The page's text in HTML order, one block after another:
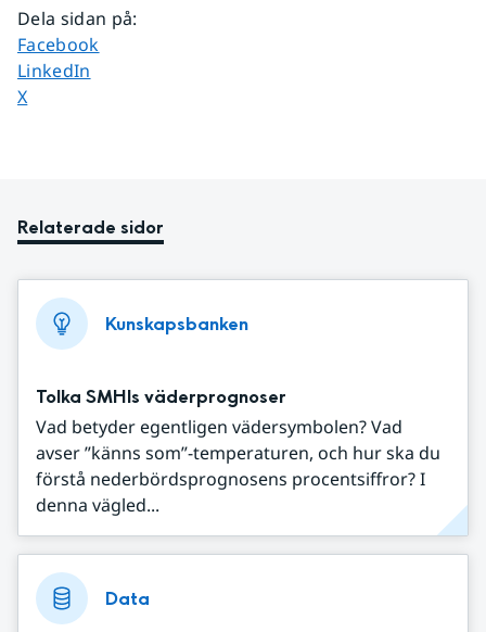
Dela sidan på:
Dela sidan på
Facebook
Dela sidan på
LinkedIn
Dela sidan på
X
Relaterade sidor
Kunskapsbanken
Tolka SMHIs väderprognoser
Vad betyder egentligen vädersymbolen? Vad
avser ”känns som”-temperaturen, och hur ska du
förstå nederbördsprognosens procentsiffror? I
denna vägled...
Data